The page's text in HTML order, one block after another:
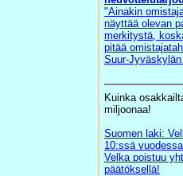
"Ainakin
näyttää olevan
merkitystä,
pitää
Suur-
Kuinka
miljoonaa!
Suomen laki:
10:ssä
Velka poistuu
päätöksellä!